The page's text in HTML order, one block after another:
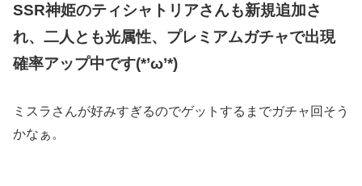
SSR神姫のティシャトリアさんも新規追加さ
れ、二人とも光属性、プレミアムガチャで出現
確率アップ中です(*’ω’*)
ミスラさんが好みすぎるのでゲットするまでガチャ回そう
かなぁ。